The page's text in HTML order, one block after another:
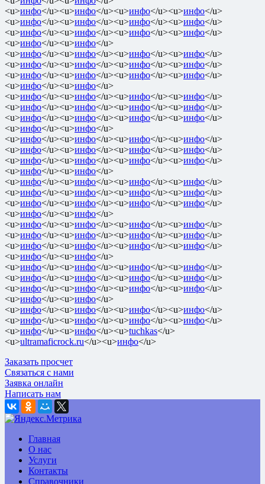
<u>инфо</u><u>инфо</u><u>инфо</u><u>инфо</u>
<u>инфо</u><u>инфо</u><u>инфо</u><u>инфо</u>
<u>инфо</u><u>инфо</u><u>инфо</u><u>инфо</u>
<u>инфо</u><u>инфо</u>
<u>инфо</u><u>инфо</u><u>инфо</u><u>инфо</u>
<u>инфо</u><u>инфо</u><u>инфо</u><u>инфо</u>
<u>инфо</u><u>инфо</u><u>инфо</u><u>инфо</u>
<u>инфо</u><u>инфо</u>
<u>инфо</u><u>инфо</u><u>инфо</u><u>инфо</u>
<u>инфо</u><u>инфо</u><u>инфо</u><u>инфо</u>
<u>инфо</u><u>инфо</u><u>инфо</u><u>инфо</u>
<u>инфо</u><u>инфо</u>
<u>инфо</u><u>инфо</u><u>инфо</u><u>инфо</u>
<u>инфо</u><u>инфо</u><u>инфо</u><u>инфо</u>
<u>инфо</u><u>инфо</u><u>инфо</u><u>инфо</u>
<u>инфо</u><u>инфо</u>
<u>инфо</u><u>инфо</u><u>инфо</u><u>инфо</u>
<u>инфо</u><u>инфо</u><u>инфо</u><u>инфо</u>
<u>инфо</u><u>инфо</u><u>инфо</u><u>инфо</u>
<u>инфо</u><u>инфо</u>
<u>инфо</u><u>инфо</u><u>инфо</u><u>инфо</u>
<u>инфо</u><u>инфо</u><u>инфо</u><u>инфо</u>
<u>инфо</u><u>инфо</u><u>инфо</u><u>инфо</u>
<u>инфо</u><u>инфо</u>
<u>инфо</u><u>инфо</u><u>инфо</u><u>инфо</u>
<u>инфо</u><u>инфо</u><u>инфо</u><u>инфо</u>
<u>инфо</u><u>инфо</u><u>инфо</u><u>инфо</u>
<u>инфо</u><u>инфо</u>
<u>инфо</u><u>инфо</u><u>инфо</u><u>инфо</u>
<u>инфо</u><u>инфо</u><u>инфо</u><u>инфо</u>
<u>инфо</u><u>инфо</u><u>tuchkas</u>
<u>ultramaficrock.ru</u><u>инфо</u>
Заказать просчет
Связаться с нами
Заявка онлайн
Написать нам
Главная
О нас
Услуги
Контакты
Справочники